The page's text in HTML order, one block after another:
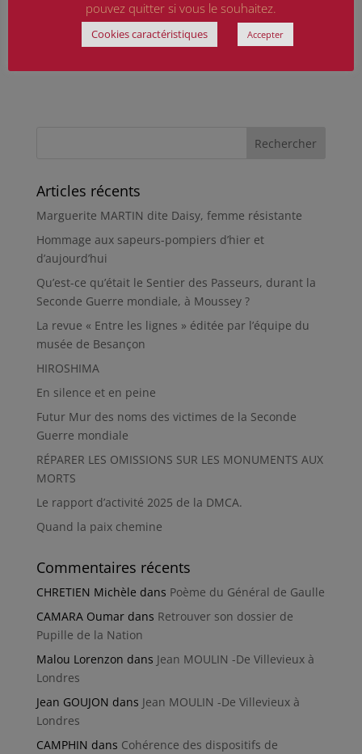
Articles récents
Marguerite MARTIN dite Daisy, femme résistante
Hommage aux sapeurs-pompiers d’hier et
d’aujourd’hui
Qu’est-ce qu’était le Sentier des Passeurs, durant la
Seconde Guerre mondiale, à Moussey ?
La revue « Entre les lignes » éditée par l’équipe du
musée de Besançon
HIROSHIMA
En silence et en peine
Futur Mur des noms des victimes de la Seconde
Guerre mondiale
RÉPARER LES OMISSIONS SUR LES MONUMENTS AUX
MORTS
Le rapport d’activité 2025 de la DMCA.
Quand la paix chemine
Commentaires récents
CHRETIEN Michèle dans Poème du Général de Gaulle
CAMARA Oumardans Retrouver son dossier de
Pupille de la Nation
Malou Lorenzon dans Jean MOULIN -De Villevieux à
Londres
Jean GOUJON dans Jean MOULIN -De Villevieux à
Londres
CAMPHIN dans Cohérence des dispositifs de
pouvez quitter si vous le souhaitez.
Cookies caractéristiques Accepter